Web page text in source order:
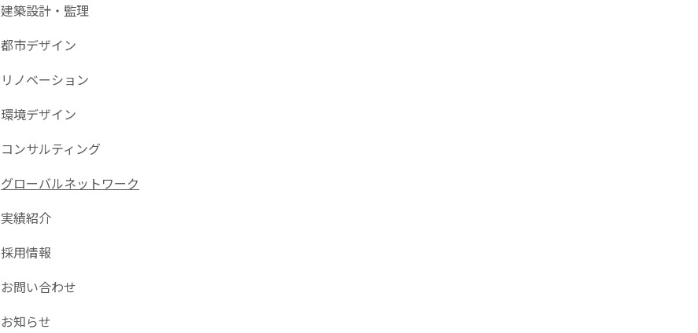
建築設計・監理
都市デザイン
リノベーション
環境デザイン
コンサルティング
グローバルネットワーク
実績紹介
採用情報
お問い合わせ
お知らせ